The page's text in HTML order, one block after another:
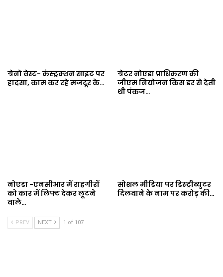
ग्रेनो वेस्ट- कंस्ट्रक्शन साइट पर
हादसा, काम कर रहे मजदूर के…
ग्रेटर नोएडा प्राधिकरण की
जीएम नियोजन किस डर से देती
थी पंकज…
नोएडा -एनसीआर में राहगीरों
को कार में लिफ्ट देकर लूटने
वाले…
सोशल मीडिया पर डिस्ट्रीब्युटर
दिलवाने के नाम पर करोड़ की…
PREV NEXT 1 of 107